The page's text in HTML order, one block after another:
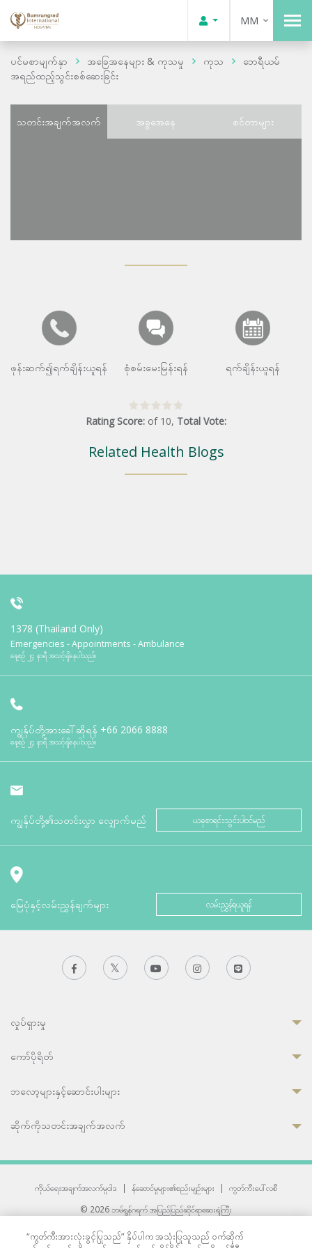
MM
ပင်မစာမျက်နှာ အခြေအနေများ & ကုသမှု ကုသ
ဘေရီယမ်
အရည်ထည့်သွင်းစစ်ဆေးခြင်း
သတင်းအချက်အလက် အခွအေနေ စင်တာများ
ဖုန်းဆက်၍ရက်ချိန်းယူရန် စုံစမ်းမေးမြန်းရန် ရက်ချိန်းယူရန်
Rating Score: of 10, Total Vote:
Related Health Blogs
1378 (Thailand Only)
Emergencies - Appointments - Ambulance
နေ့စဉ် ၂၄ နာရီ အသင့်ရှိနေပါသည်။
ကျွန်ုပ်တို့အားခေါ်ဆိုရန် +66 2066 8888
နေ့စဉ် ၂၄ နာရီ အသင့်ရှိနေပါသည်။
ကျွန်ုပ်တို့၏သတင်းလွှာ လျှောက်မည် ယခုစာရင်းသွင်းပါဝင်မည်
မြေပုံနှင့်လမ်းညွှန်ချက်များ လမ်းညွှန်ရယူရန်
လှုပ်ရှားမှု
ကော်ပိုရိတ်
ဘလော့များနှင့်ဆောင်းပါးများ
ဆိုက်ကိုသတင်းအချက်အလက်
ကိုယ်ရေးအချက်အလက်မူဝါဒ | န်ဆောင်မှုများ၏စည်းမျဉ်းများ |
ကွတ်ကီးပေါ်လစီ
© 2026 ဘမ်ရွန်ဂရက် အပြည်ပြည်ဆိုင်ရာဆေးရုံကြီး
“ကွတ်ကီးအားလုံးခွင့်ပြုသည်” နှိပ်ပါက အသုံးပြုသူသည် ဝက်ဆိုက်